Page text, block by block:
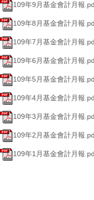
109年9月基金會計月報
109年8月基金會計月報
109年7月基金會計月報
109年6月基金會計月報
109年5月基金會計月報
109年4月基金會計月報
109年3月基金會計月報
109年2月基金會計月報
109年1月基金會計月報